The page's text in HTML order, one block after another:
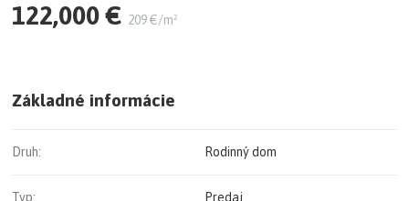
122,000 € 209 €/m²
Základné informácie
Druh: Rodinný dom
Typ: Predaj